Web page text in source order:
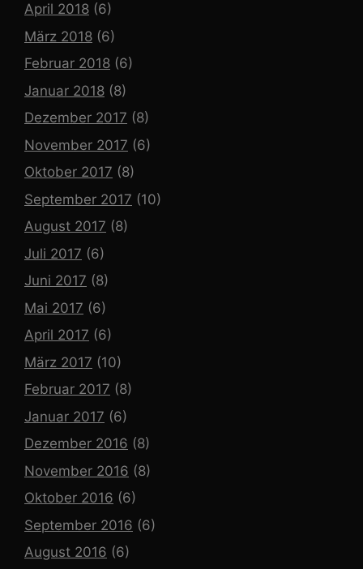
April 2018 (6)
März 2018 (6)
Februar 2018 (6)
Januar 2018 (8)
Dezember 2017 (8)
November 2017 (6)
Oktober 2017 (8)
September 2017 (10)
August 2017 (8)
Juli 2017 (6)
Juni 2017 (8)
Mai 2017 (6)
April 2017 (6)
März 2017 (10)
Februar 2017 (8)
Januar 2017 (6)
Dezember 2016 (8)
November 2016 (8)
Oktober 2016 (6)
September 2016 (6)
August 2016 (6)